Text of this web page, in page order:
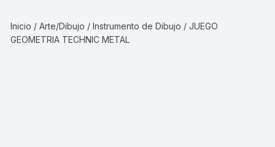
Inicio /Arte/Dibujo /Instrumento de Dibujo / JUEGO
GEOMETRIA TECHNIC METAL